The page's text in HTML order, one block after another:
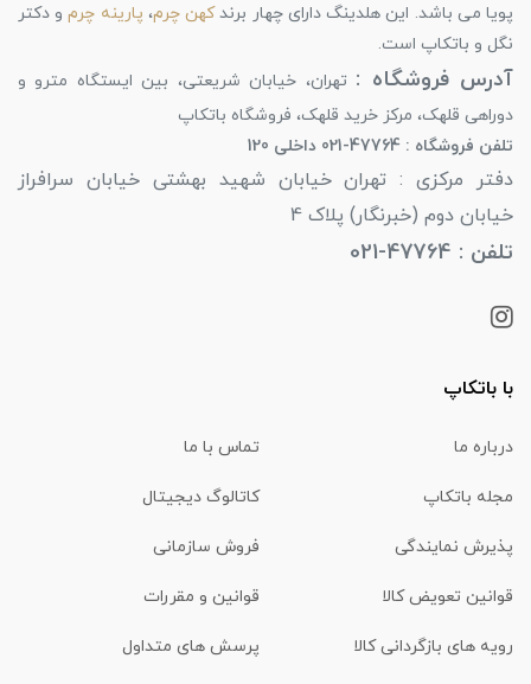
پویا می باشد. این هلدینگ دارای چهار برندکهن چرم، پارینه چرمو دکتر
نگل و باتکاپ است.
آدرس فروشگاه : تهران، خیابان شریعتی، بین ایستگاه مترو و
دوراهی قلهک، مرکز خرید قلهک، فروشگاه باتکاپ
تلفن فروشگاه : 47764-021 داخلی 120
دفتر مرکزی : تهران خیابان شهید بهشتی خیابان سرافراز
خیابان دوم (خبرنگار) پلاک 4
تلفن : 47764-021
با باتکاپ
درباره ما تماس با ما
مجله باتکاپ کاتالوگ دیجیتال
پذیرش نمایندگی فروش سازمانی
قوانین تعویض کالا قوانین و مقررات
رویه های بازگردانی کالا پرسش های متداول